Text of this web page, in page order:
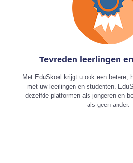
Tevreden leerlingen
Met EduSkoel krijgt u ook een betere,
met uw leerlingen en studenten.
dezelfde platformen als jongeren en
als geen ander.